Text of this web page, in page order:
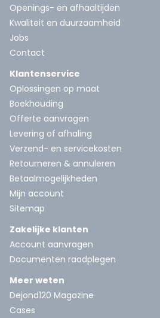
Openings- en afhaaltijden
Kwaliteit en duurzaamheid
Jobs
Contact
Klantenservice
Oplossingen op maat
Boekhouding
Offerte aanvragen
Levering of afhaling
Verzend- en servicekosten
Retourneren & annuleren
Betaalmogelijkheden
Mijn account
Sitemap
Zakelijke klanten
Account aanvragen
Documenten raadplegen
Meer weten
Dejond120 Magazine
Cases